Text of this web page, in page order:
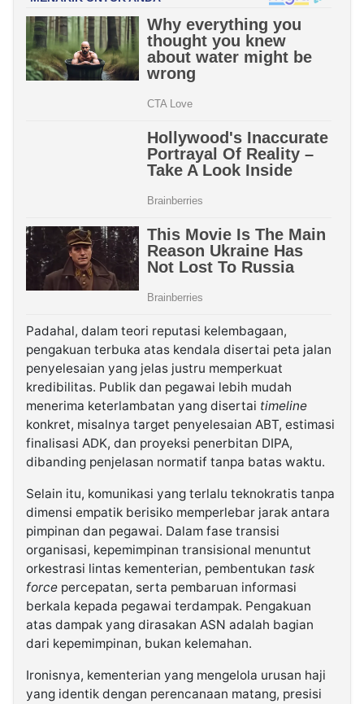
Padahal, dalam teori reputasi kelembagaan,
pengakuan terbuka atas kendala disertai peta jalan
penyelesaian yang jelas justru memperkuat
kredibilitas. Publik dan pegawai lebih mudah
menerima keterlambatan yang disertai timeline
konkret, misalnya target penyelesaian ABT, estimasi
finalisasi ADK, dan proyeksi penerbitan DIPA,
dibanding penjelasan normatif tanpa batas waktu.
Selain itu, komunikasi yang terlalu teknokratis tanpa
dimensi empatik berisiko memperlebar jarak antara
pimpinan dan pegawai. Dalam fase transisi
organisasi, kepemimpinan transisional menuntut
orkestrasi lintas kementerian, pembentukan task
force percepatan, serta pembaruan informasi
berkala kepada pegawai terdampak. Pengakuan
atas dampak yang dirasakan ASN adalah bagian
dari kepemimpinan, bukan kelemahan.
Ironisnya, kementerian yang mengelola urusan haji
yang identik dengan perencanaan matang, presisi